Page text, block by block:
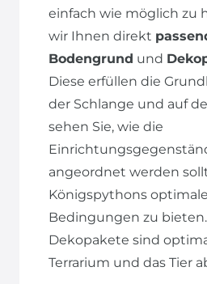
einfach wie möglich zu
wir Ihnen direkt
Bodengrund und
Diese erfüllen die
der Schlange und auf
sehen Sie, wie die
angeordnet werden
Königspythons optimale
Bedingungen zu
Dekopakete sind
Terrarium und das Tier